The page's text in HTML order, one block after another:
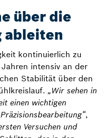
über die
ableiten
kontinuierlich zu
intensiv an der
Stabilität über den
„Wir sehen in
einen wichtigen
,
Versuchen und